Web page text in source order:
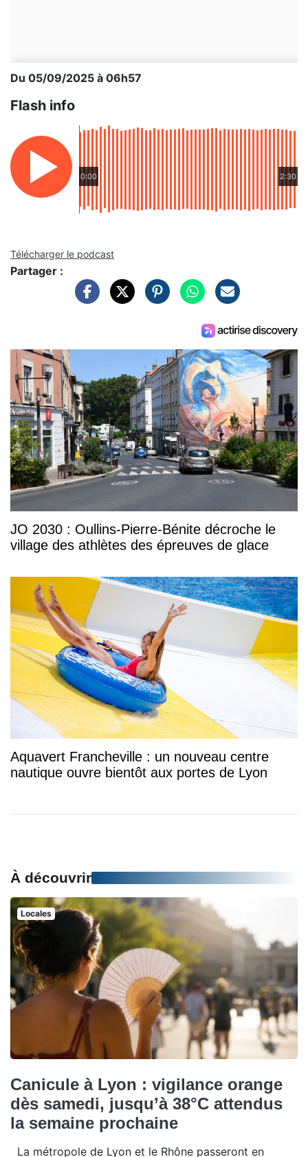
Du 05/09/2025 à 06h57
Flash info
0:00 2:30
Télécharger le podcast
Partager :
JO 2030 : Oullins-Pierre-Bénite décroche le
village des athlètes des épreuves de glace
Aquavert Francheville : un nouveau centre
nautique ouvre bientôt aux portes de Lyon
À découvrir
Locales
Canicule à Lyon : vigilance orange
dès samedi, jusqu’à 38°C attendus
la semaine prochaine
La métropole de Lyon et le Rhône passeront en